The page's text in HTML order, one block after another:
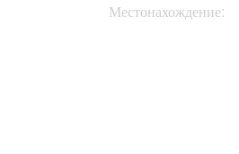
Местонахождение: